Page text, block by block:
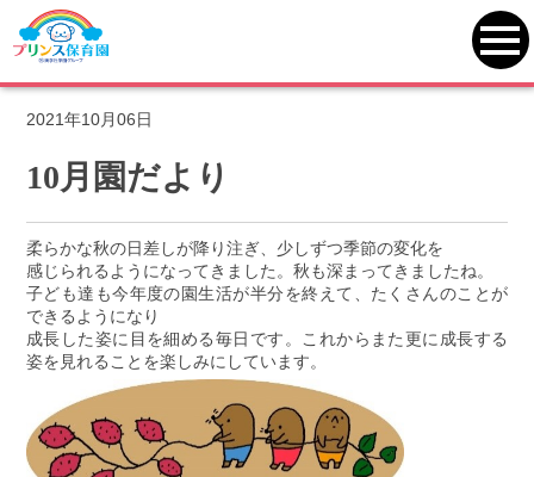
プリンス保育園
2021年10月06日
10月園だより
柔らかな秋の日差しが降り注ぎ、少しずつ季節の変化を
感じられるようになってきました。秋も深まってきましたね。
子ども達も今年度の園生活が半分を終えて、たくさんのことが
できるようになり
成長した姿に目を細める毎日です。これからまた更に成長する
姿を見れることを楽しみにしています。